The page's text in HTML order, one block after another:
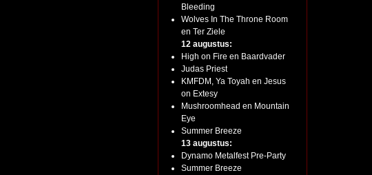
Bleeding
Wolves In The Throne Room
en Ter Ziele
12 augustus:
High on Fire en Baardvader
Judas Priest
KMFDM, Ya Toyah en Jesus
on Extesy
Mushroomhead en Mountain
Eye
Summer Breeze
13 augustus:
Dynamo Metalfest Pre-Party
Summer Breeze